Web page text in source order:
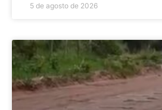
5 de agosto de 2026